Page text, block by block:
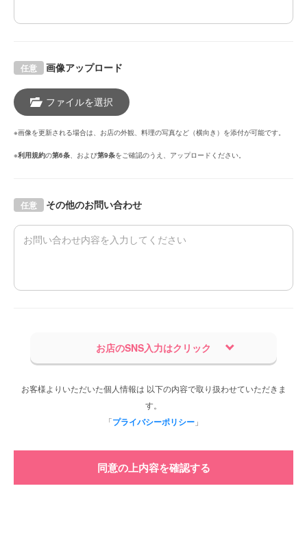
画像アップロード
任意
ファイルを選択
※画像を更新される場合は、お店の外観、料理の写真など（横向き）を添付が可能です。
※利用規約の第6条 、および第9条をご確認のうえ、アップロードください。
その他のお問い合わせ
任意
お店のSNS入力はクリック
お客様よりいただいた個人情報は 以下の内容で取り扱わせていただきま
す。
「プライバシーポリシー 」